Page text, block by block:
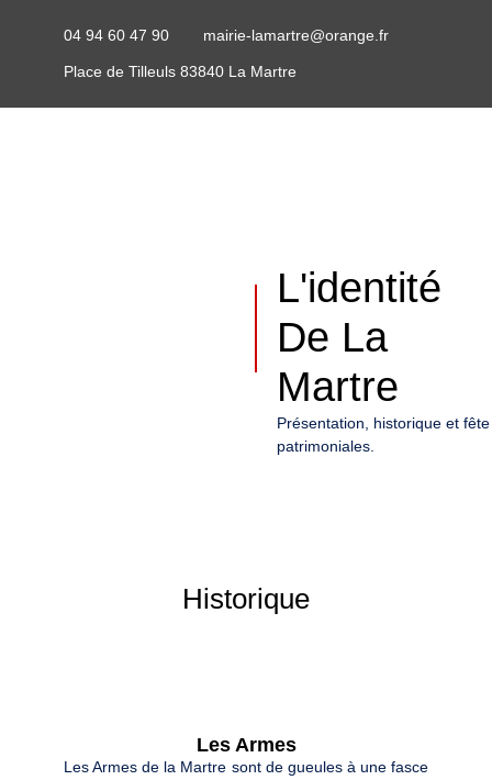
04 94 60 47 90 mairie-lamartre@orange.fr
Place de Tilleuls 83840 La Martre
L'identité
De La
Martre
Présentation, historique et fête
patrimoniales.
Historique
Les Armes
Les Armes de la Martre sont de gueules à une fasce